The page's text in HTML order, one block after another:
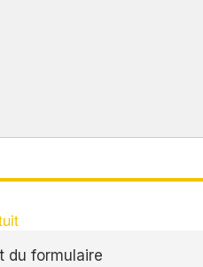
du formulaire